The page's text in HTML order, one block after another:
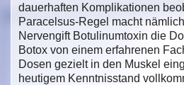
dauerhaften Komplikationen
Paracelsus-Regel macht
Nervengift Botulinumtoxin die
Botox von einem erfahrenen
Dosen gezielt in den Muskel
heutigem Kenntnisstand